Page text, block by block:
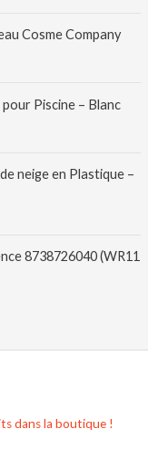
Cosme Company
Piscine – Blanc
neige en Plastique –
8738726040 (WR11
dans la boutique !